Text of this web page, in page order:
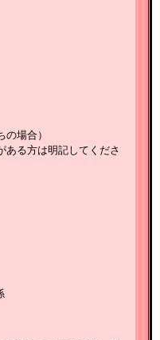
場合）
る方は明記してくださ